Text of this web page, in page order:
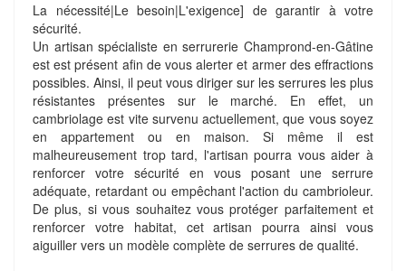
La nécessité|Le besoin|L'exigence] de garantir à votre
sécurité.
Un artisan spécialiste en serrurerie Champrond-en-Gâtine
est est présent afin de vous alerter et armer des effractions
possibles. Ainsi, il peut vous diriger sur les serrures les plus
résistantes présentes sur le marché. En effet, un
cambriolage est vite survenu actuellement, que vous soyez
en appartement ou en maison. Si même il est
malheureusement trop tard, l'artisan pourra vous aider à
renforcer votre sécurité en vous posant une serrure
adéquate, retardant ou empêchant l'action du cambrioleur.
De plus, si vous souhaitez vous protéger parfaitement et
renforcer votre habitat, cet artisan pourra ainsi vous
aiguiller vers un modèle complète de serrures de qualité.